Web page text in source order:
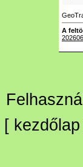
A
[ kezdőlap